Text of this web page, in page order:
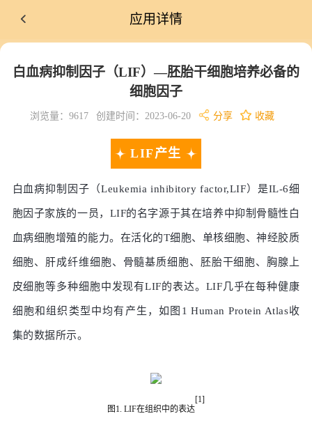
应用详情
白血病抑制因子（LIF）—胚胎干细胞培养必备的
细胞因子
浏览量：9617 创建时间：2023-06-20 分享 收藏
LIF产生
白血病抑制因子（Leukemia inhibitory factor,LIF）是IL-6细
胞因子家族的一员，LIF的名字源于其在培养中抑制骨髓性白
血病细胞增殖的能力。在活化的T细胞、单核细胞、神经胶质
细胞、肝成纤维细胞、骨髓基质细胞、胚胎干细胞、胸腺上
皮细胞等多种细胞中发现有LIF的表达。LIF几乎在每种健康
细胞和组织类型中均有产生，如图1 Human Protein Atlas收
集的数据所示。
图 1. LIF在组织中的表达
[1]